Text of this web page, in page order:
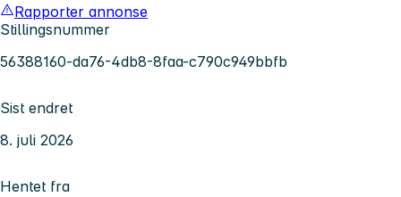
Rapporter annonse
Stillingsnummer
56388160-da76-4db8-8faa-c790c949bbfb
Sist endret
8. juli 2026
Hentet fra